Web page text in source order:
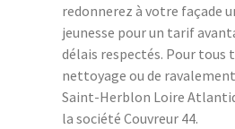
redonnerez à votre façade
jeunesse pour un tarif
délais respectés. Pour tous
nettoyage ou de
Saint-Herblon Loire
la société Couvreur 44.